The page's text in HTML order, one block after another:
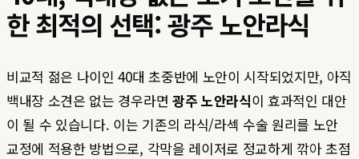
한 최적의 선택: 광주 노안라식
비교적 젊은 나이인 40대 초중반에 노안이 시작되었지만, 아직
백내장 소견은 없는 경우라면 광주 노안라식이 효과적인 대안
이 될 수 있습니다. 이는 기존의 라식/라섹 수술 원리를 노안
교정에 적용한 방법으로, 각막을 레이저로 정교하게 깎아 초점